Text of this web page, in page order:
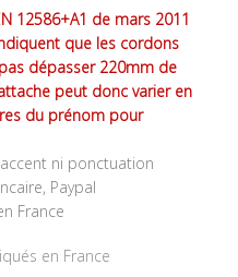
12586+A1 de mars 2011
que les cordons
dépasser 220mm de
peut donc varier en
du prénom pour
ni ponctuation
Paypal
France
en France